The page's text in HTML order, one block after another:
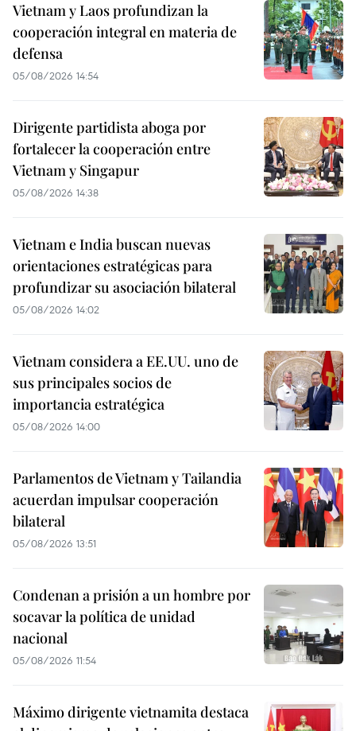
Vietnam y Laos profundizan la
cooperación integral en materia de
defensa
05/08/2026 14:54
Dirigente partidista aboga por
fortalecer la cooperación entre
Vietnam y Singapur
05/08/2026 14:38
Vietnam e India buscan nuevas
orientaciones estratégicas para
profundizar su asociación bilateral
05/08/2026 14:02
Vietnam considera a EE.UU. uno de
sus principales socios de
importancia estratégica
05/08/2026 14:00
Parlamentos de Vietnam y Tailandia
acuerdan impulsar cooperación
bilateral
05/08/2026 13:51
Condenan a prisión a un hombre por
socavar la política de unidad
nacional
05/08/2026 11:54
Máximo dirigente vietnamita destaca